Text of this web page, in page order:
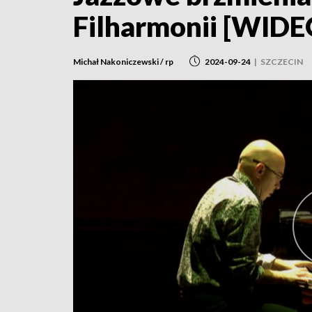
Filharmonii
Michał Nakoniczewski / rp 2024-09-24 | SZCZECIN